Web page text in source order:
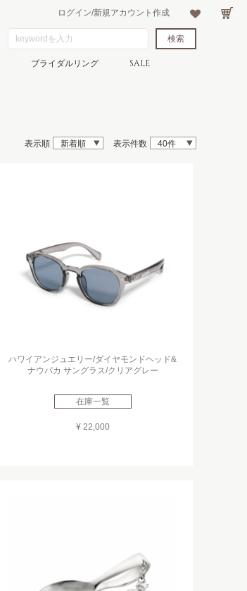
ブライダルリング SALE
表示順 新着順 表示件数 40件
ハワイアンジュエリー/ダイヤモンドヘッド&
ナウパカ サングラス/クリアグレー
在庫一覧
¥ 22,000
ログイン/新規アカウント作成